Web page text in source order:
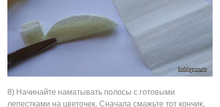
8) Начинайте наматывать полосы с готовыми
лепестками на цветочек. Сначала смажьте тот кончик,